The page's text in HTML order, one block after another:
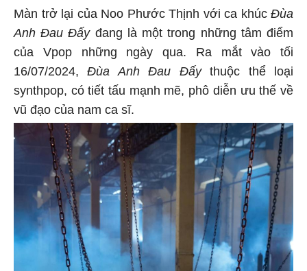
Màn trở lại của Noo Phước Thịnh với ca khúc Đùa
Anh Đau Đấyđang là một trong những tâm điểm
của Vpop những ngày qua. Ra mắt vào tối
16/07/2024,Đùa AnhĐau Đấythuộc thể loại
synthpop, có tiết tấu mạnh mẽ, phô diễn ưu thế về
vũ đạo của nam ca sĩ.